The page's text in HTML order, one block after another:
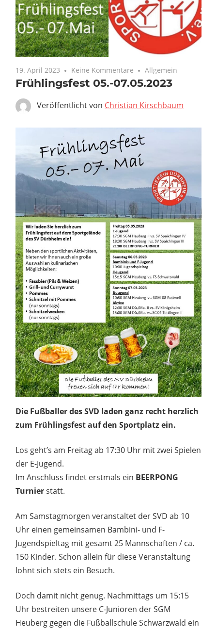
19. April 2023 Keine Kommentare Allgemein
Frühlingsfest 05.-07.05.2023
Veröffentlicht von Christian Kirschbaum
Die Fußballer des SVD laden ganz recht herzlich
zum Frühlingsfest auf den Sportplatz ein.
Los geht’s am Freitag ab 17:30 Uhr mit zwei Spielen
der E-Jugend.
Im Anschluss findet erstmals ein BEERPONG
Turnierstatt.
Am Samstagmorgen veranstaltet der SVD ab 10
Uhr einen gemeinsamen Bambini- und F-
Jugendspieltag mit gesamt 25 Mannschaften / ca.
150 Kinder. Schon allein für diese Veranstaltung
lohnt sich stets ein Besuch.
Doch damit nicht genug. Nachmittags um 15:15
Uhr bestreiten unsere C-Junioren der SGM
Heuberg gegen die Fußballschule Schwarzwald ein